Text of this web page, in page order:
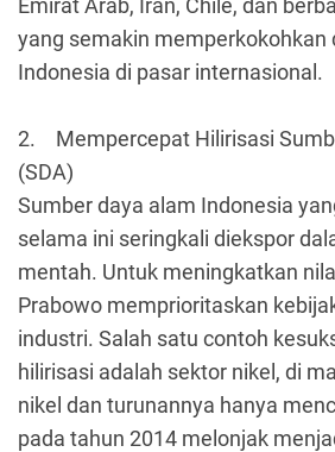
Emirat Arab, Iran, Chile, dan
yang semakin memperkokohkan
Indonesia di pasar internasional.
2.
Mempercepat Hilirisasi
(SDA)
Sumber daya alam Indonesia
selama ini seringkali diekspor
mentah. Untuk meningkatkan
Prabowo memprioritaskan
industri. Salah satu contoh
hilirisasi adalah sektor nikel, di
nikel dan turunannya hanya
pada tahun 2014 melonjak